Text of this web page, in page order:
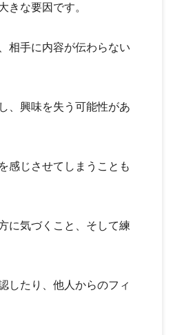
きな要因です。
相手に内容が伝わらない
、興味を失う可能性があ
感じさせてしまうことも
に気づくこと、そして練
したり、他人からのフィ